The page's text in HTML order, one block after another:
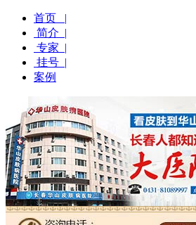
首页 |
简介 |
专家 |
挂号 |
案例